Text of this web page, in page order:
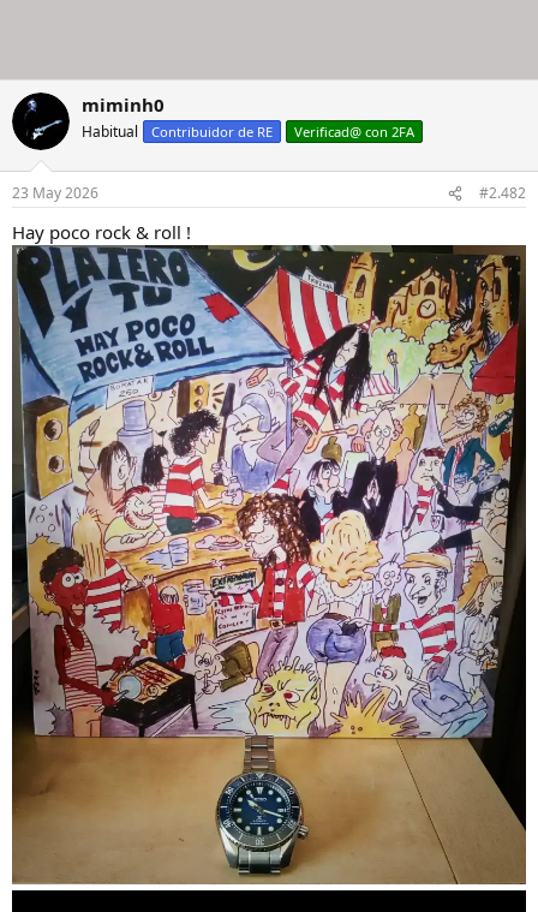
miminh0
Habitual Contribuidor de RE Verificad@ con 2FA
23 May 2026 #2.482
Hay poco rock & roll !